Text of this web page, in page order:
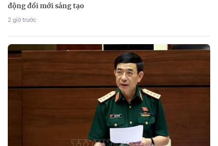
động đổi mới sáng tạo
2 giờ trước